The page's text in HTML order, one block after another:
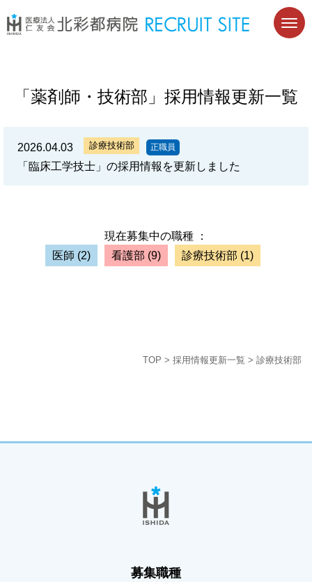
「薬剤師・技術部」採用情報更新一覧
2026.04.03 診療技術部 正職員
「臨床工学技士」の採用情報を更新しました
現在募集中の職種 ：
医師 (2) 看護部 (9) 診療技術部 (1)
TOP > 採用情報更新一覧 > 診療技術部
募集職種